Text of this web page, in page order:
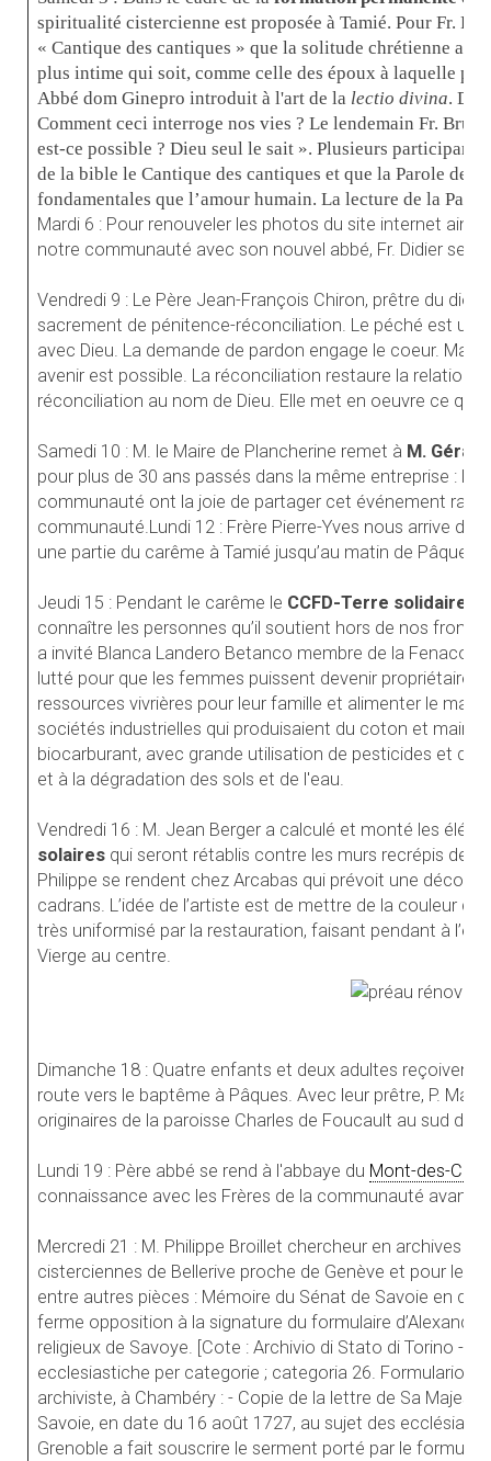
spiritualité cistercienne est proposée à Tamié. Pour Fr.
« Cantique des cantiques » que la solitude chrétienne
plus intime qui soit, comme celle des époux à laquelle
Abbé dom Ginepro introduit à l'art de la lectio divina.
Comment ceci interroge nos vies ? Le lendemain Fr.
est-ce possible ? Dieu seul le sait ». Plusieurs
de la bible le Cantique des cantiques et que la Parole de
fondamentales que l’amour humain. La lecture de la
Mardi 6 : Pour renouveler les photos du site internet
notre communauté avec son nouvel abbé, Fr. Didier se
Vendredi 9 : Le Père Jean-François Chiron, prêtre du
sacrement de pénitence-réconciliation. Le péché est un
avec Dieu. La demande de pardon engage le coeur.
avenir est possible. La réconciliation restaure la relation.
réconciliation au nom de Dieu. Elle met en oeuvre ce que
Samedi 10 : M. le Maire de Plancherine remet à M.
pour plus de 30 ans passés dans la même entreprise :
communauté ont la joie de partager cet événement rare
communauté.Lundi 12 : Frère Pierre-Yves nous arrive de
une partie du carême à Tamié jusqu’au matin de Pâques.
Jeudi 15 : Pendant le carême le CCFD-Terre solidaire
connaître les personnes qu’il soutient hors de nos
a invité Blanca Landero Betanco membre de la
lutté pour que les femmes puissent devenir propriétaires
ressources vivrières pour leur famille et alimenter le
sociétés industrielles qui produisaient du coton et
biocarburant, avec grande utilisation de pesticides et
et à la dégradation des sols et de l'eau.
Vendredi 16 : M. Jean Berger a calculé et monté les
solaires qui seront rétablis contre les murs recrépis de
Philippe se rendent chez Arcabas qui prévoit une
cadrans. L’idée de l’artiste est de mettre de la couleur
très uniformisé par la restauration, faisant pendant à
Vierge au centre.
Dimanche 18 : Quatre enfants et deux adultes reçoivent
route vers le baptême à Pâques. Avec leur prêtre, P.
originaires de la paroisse Charles de Foucault au sud de
Lundi 19 : Père abbé se rend à l'abbaye du Mont-des-Cats
connaissance avec les Frères de la communauté avant
Mercredi 21 : M. Philippe Broillet chercheur en archives
cisterciennes de Bellerive proche de Genève et pour les
entre autres pièces : Mémoire du Sénat de Savoie en
ferme opposition à la signature du formulaire
religieux de Savoye. [Cote : Archivio di Stato di Torino -
ecclesiastiche per categorie ; categoria 26. Formulario
archiviste, à Chambéry : - Copie de la lettre de Sa
Savoie, en date du 16 août 1727, au sujet des
Grenoble a fait souscrire le serment porté par le